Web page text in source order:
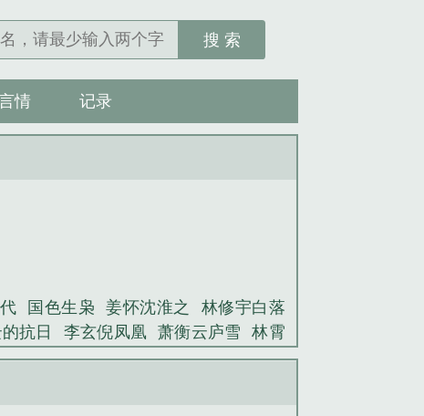
搜 索
情 记录
国色生枭 姜怀沈淮之
林修宇白落
抗日 李玄倪凤凰 萧衡云庐雪
林霄
话：灵性支配者 秦江李芳菲 秦轩傅